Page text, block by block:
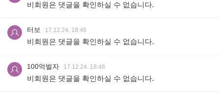
비회원은 댓글을 확인하실 수 없습니다.
터보 17.12.24. 18:46
비회원은 댓글을 확인하실 수 없습니다.
100억벌자 17.12.24. 18:46
비회원은 댓글을 확인하실 수 없습니다.